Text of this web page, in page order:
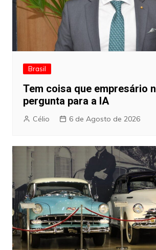
Brasil
Tem coisa que empresário
pergunta para a IA
Célio 6 de Agosto de 2026